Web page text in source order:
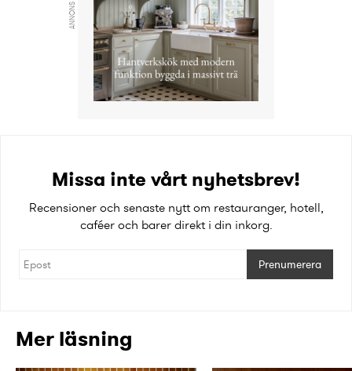
ANNONS
Missa inte vårt nyhetsbrev!
Recensioner och senaste nytt om restauranger, hotell,
caféer och barer direkt i din inkorg.
Prenumerera
Mer läsning